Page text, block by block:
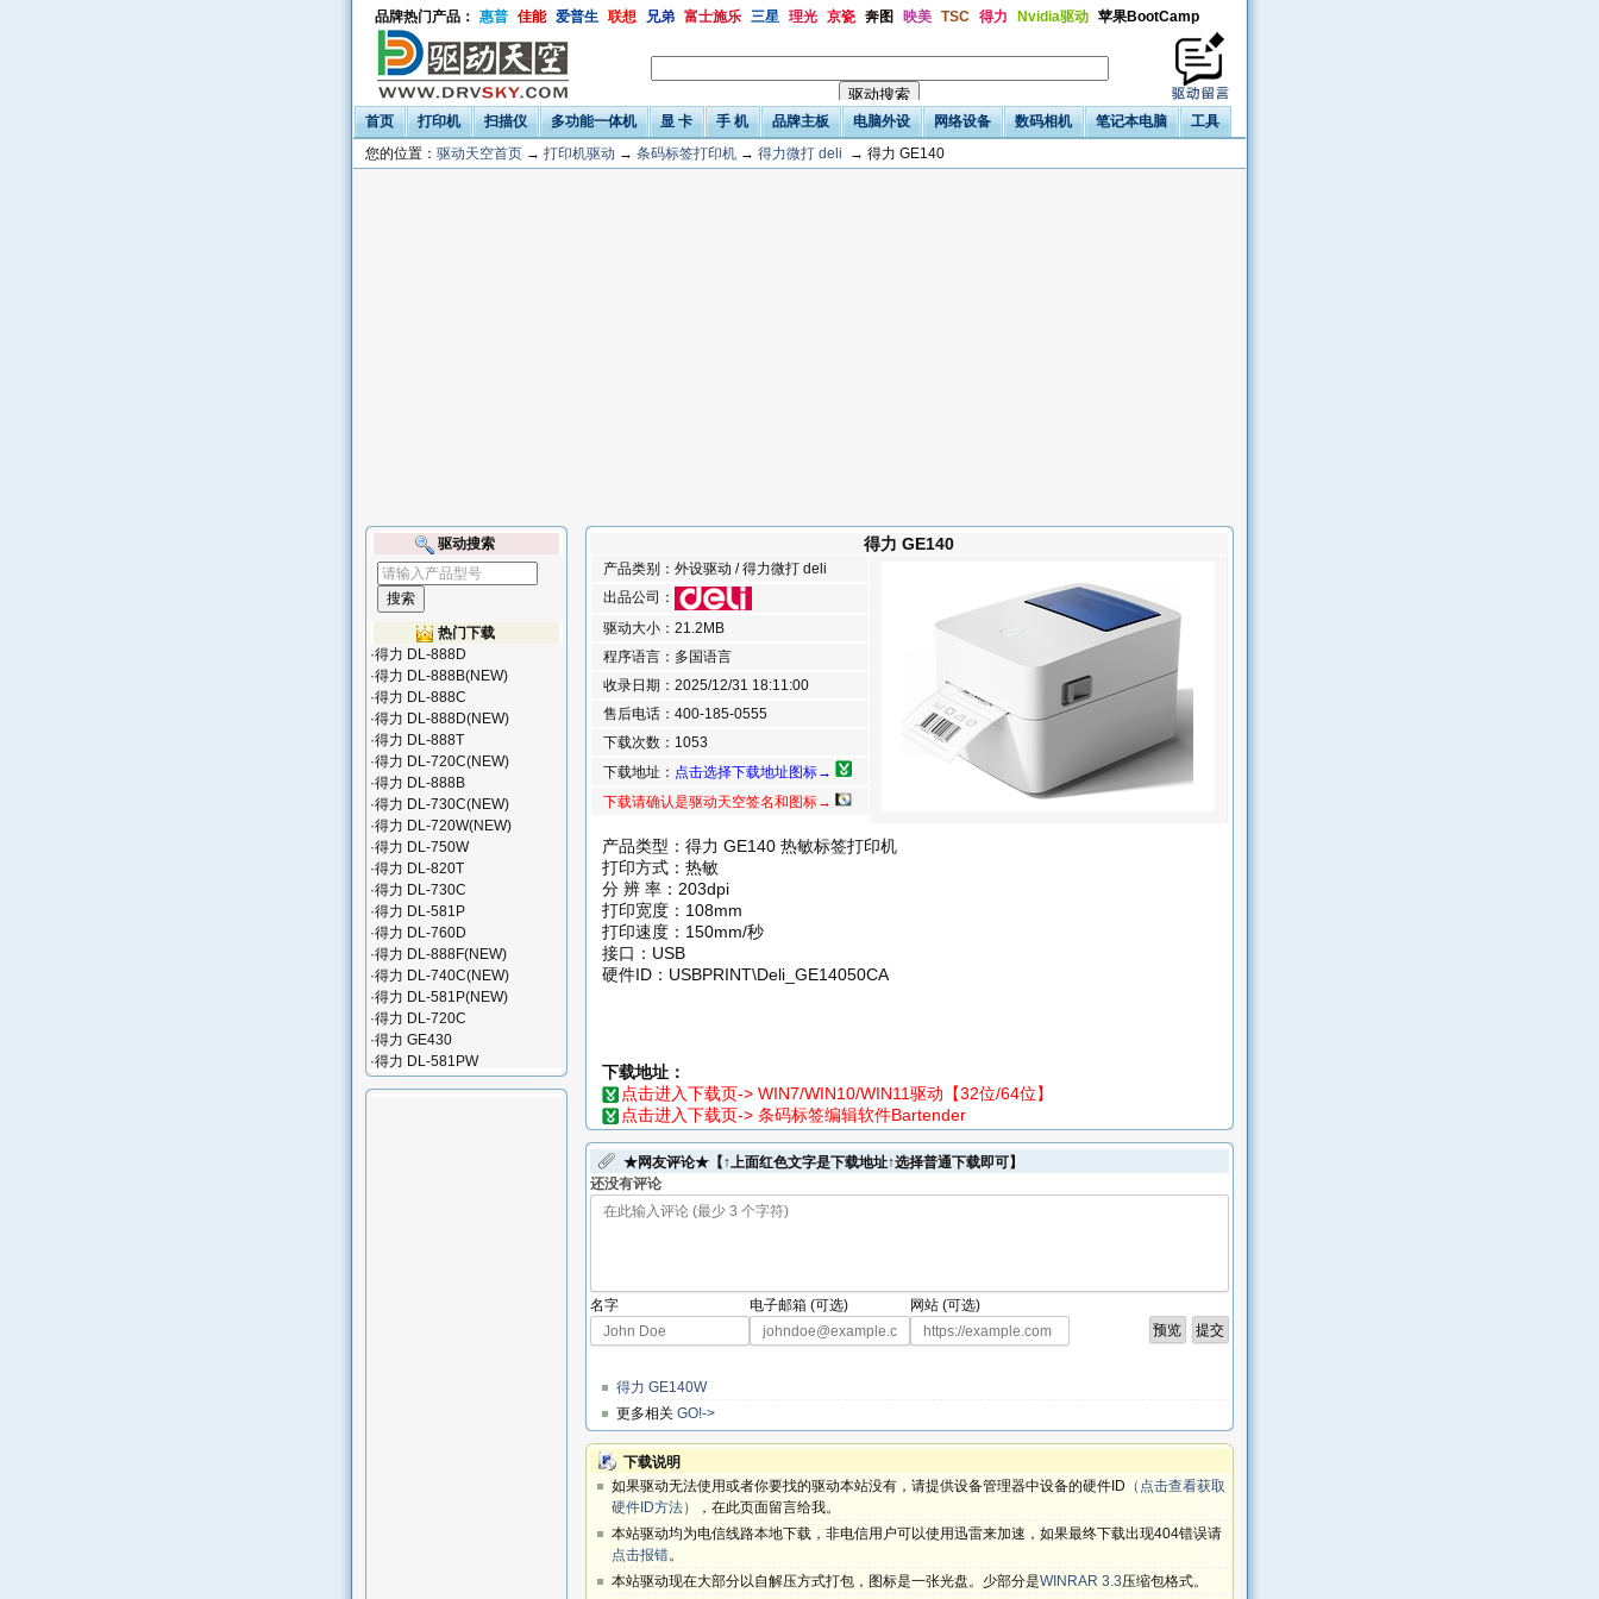
品牌热门产品： 惠普 佳能 爱普生 联想 兄弟 富士施乐 三星 理光 京瓷 奔图 映美 TSC 得力 Nvidia驱动 苹果BootCamp
首页 打印机 扫描仪 多功能一体机 显 卡 手 机 品牌主板 电脑外设 网络设备 数码相机 笔记本电脑
工具
您的位置： 驱动天空首页 → 打印机驱动 → 条码标签打印机 → 得力微打 deli → 得力 GE140
得力 GE140
产品类别：外设驱动 / 得力微打 deli
出品公司：
驱动大小：21.2MB
程序语言：多国语言
收录日期：2025/12/31 18:11:00
售后电话：400-185-0555
下载次数：1053
下载地址： 点击选择下载地址图标→
下载请确认是驱动天空签名和图标→
产品类型：得力 GE140 热敏标签打印机
打印方式：热敏
分 辨 率：203dpi
打印宽度：108mm
打印速度：150mm/秒
接口：USB
硬件ID：USBPRINT\Deli_GE14050CA
下载地址：
点击进入下载页-> WIN7/WIN10/WIN11驱动【32位/64位】
点击进入下载页-> 条码标签编辑软件Bartender
★网友评论★【↑上面红色文字是下载地址↑选择普通下载即可】
还没有评论
名字 电子邮箱 (可选) 网站 (可选)
得力 GE140W
更多相关 GO!->
下载说明
如果驱动无法使用或者你要找的驱动本站没有，请提供设备管理器中设备的硬件ID （点击查看获取
硬件ID方法）
，在此页面留言给我。
本站驱动均为电信线路本地下载，非电信用户可以使用迅雷来加速，如果最终下载出现404错误请
点击报错。
本站驱动现在大部分以自解压方式打包，图标是一张光盘。少部分是WINRAR 3.3压缩包格式。
驱动搜索
热门下载
·得力 DL-888D
·得力 DL-888B(NEW)
·得力 DL-888C
·得力 DL-888D(NEW)
·得力 DL-888T
·得力 DL-720C(NEW)
·得力 DL-888B
·得力 DL-730C(NEW)
·得力 DL-720W(NEW)
·得力 DL-750W
·得力 DL-820T
·得力 DL-730C
·得力 DL-581P
·得力 DL-760D
·得力 DL-888F(NEW)
·得力 DL-740C(NEW)
·得力 DL-581P(NEW)
·得力 DL-720C
·得力 GE430
·得力 DL-581PW